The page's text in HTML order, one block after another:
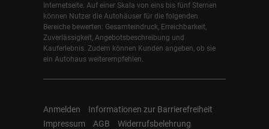
Internetseite. Auf einer Skala von eins bis fünf Sternen
können Nutzer die Autohäuser für die folgenden
Bereiche bewerten: Gesamteindruck, Erreichbarkeit,
Zuverlässigkeit, Angebotsbeschreibung und
Kauferlebnis. Zudem können Kunden angeben, ob sie
ein Autohaus weiterempfehlen.
Anmelden
Informationen zur Barrierefreiheit
Impressum
AGB
Widerrufsbelehrung